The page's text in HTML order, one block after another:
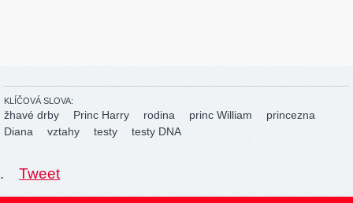
KLÍČOVÁ SLOVA:
žhavé drby Princ Harry rodina princ William
princezna
Diana
vztahy testy testy DNA
. Tweet